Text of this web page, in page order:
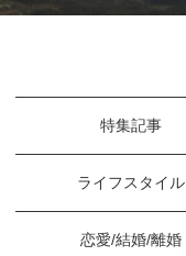
特集記事
ライフスタイル
恋愛/結婚/離婚